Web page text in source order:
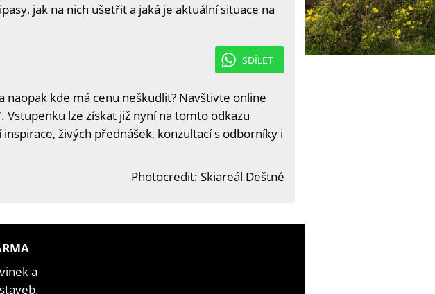
jak na nich ušetřit a jaká je aktuální situace na
SDÍLET
kde má cenu neškudlit? Navštivte online
lze získat již nyní na tomto odkazu
živých přednášek, konzultací s odborníky i
Photocredit: Skiareál Deštné
a